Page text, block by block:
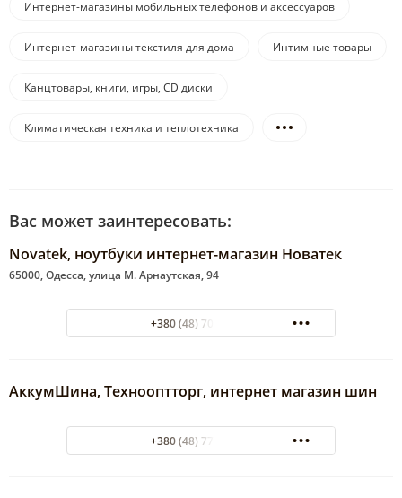
Интернет-магазины мобильных телефонов и аксессуаров
Интернет-магазины текстиля для дома Интимные товары
Канцтовары, книги, игры, CD диски
Климатическая техника и теплотехника
Вас может заинтересовать:
Novatek, ноутбуки интернет-магазин Новатек
65000, Одесса, улица М. Арнаутская, 94
+380 (48) 704-85-73
АккумШина, Технооптторг, интернет магазин шин
+380 (48) 778-26-61